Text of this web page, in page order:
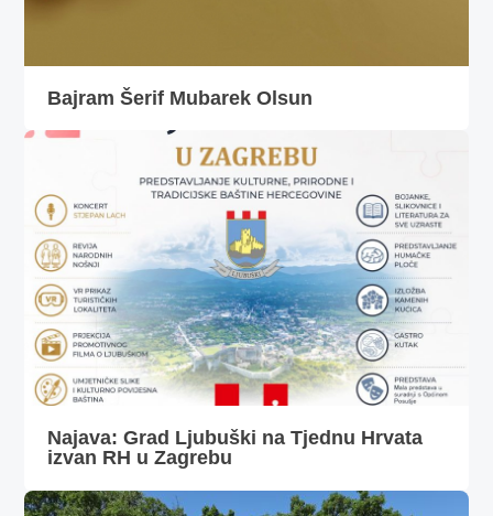
Bajram Šerif Mubarek Olsun
Najava: Grad Ljubuški na Tjednu Hrvata
izvan RH u Zagrebu